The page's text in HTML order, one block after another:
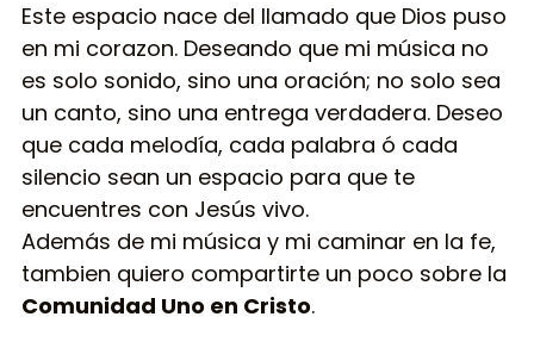
Este espacio nace del llamado que Dios puso
en mi corazon. Deseando que mi música no
es solo sonido, sino una oración; no solo sea
un canto, sino una entrega verdadera. Deseo
que cada melodía, cada palabra ó cada
silencio sean un espacio para que te
encuentres con Jesús vivo.
Además de mi música y mi caminar en la fe,
Comunidad Uno en Cristo.